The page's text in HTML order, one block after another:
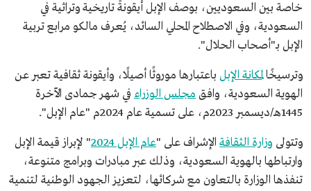
خاصة بين السعوديين، بوصف الإبل أيقونةً تاريخية وتراثية في
السعودية، وفي الاصطلاح المحلي السائد، يُعرف مالكو مرابع تربية
الإبل بـ"أصحاب الحلال".
وترسيخًالمكانة الإبل باعتبارها موروثًا أصيلًا، وأيقونة ثقافية تعبر عن
الهوية السعودية، وافق مجلس الوزراء في شهر جمادى الآخرة
1445هـ/ديسمبر 2023م، على تسمية عام 2024م "عام الإبل".
وتتولى وزارة الثقافة الإشراف على "عام الإبل 2024
" لإبراز قيمة الإبل
وارتباطها بالهوية السعودية، وذلك عبر مبادرات وبرامج متنوعة،
تنفذها الوزارة بالتعاون مع شركائها، لتعزيز الجهود الوطنية لتنمية